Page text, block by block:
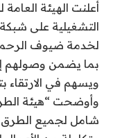
أعلنت الهيئة
التشغيلية على
لخدمة ضيوف
بما يضمن وصولهم
ويسهم في الارتقاء
وأوضحت “هيئة
شامل لجميع الطرق